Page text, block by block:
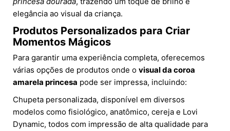
elegância ao visual da criança.
Produtos Personalizados para Criar
Momentos Mágicos
Para garantir uma experiência completa, oferecemos
várias opções de produtos onde o visual da coroa
amarela princesa pode ser impressa, incluindo:
Chupeta personalizada, disponível em diversos
modelos como fisiológico, anatômico, cereja e Lovi
Dynamic, todos com impressão de alta qualidade para